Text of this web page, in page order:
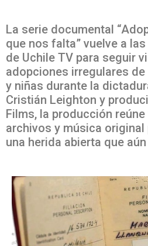
La serie documental
que nos falta” vuelve a
de Uchile TV para seguir
adopciones irregulares
y niñas durante la
Cristián Leighton y
Films, la producción
archivos y música
una herida abierta que